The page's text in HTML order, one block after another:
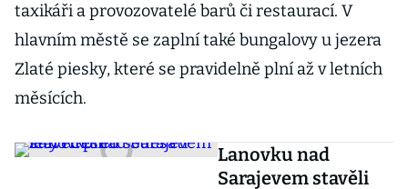
taxikáři a provozovatelé barů či restaurací. V
hlavním městě se zaplní také bungalovy u jezera
Zlaté piesky, které se pravidelně plní až v letních
měsících.
Lanovku nad
Sarajevem stavěli